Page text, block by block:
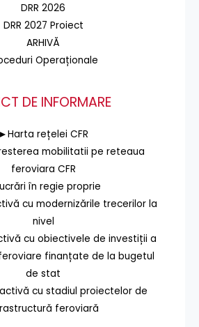
DRR 2026
DRR 2027 Proiect
ARHIVĂ
Operaționale
DE INFORMARE
►Harta rețelei CFR
mobilitatii pe reteaua
feroviara CFR
în regie proprie
cu modernizările trecerilor la
nivel
cu obiectivele de investiții a
finanțate de la bugetul
de stat
cu stadiul proiectelor de
feroviară